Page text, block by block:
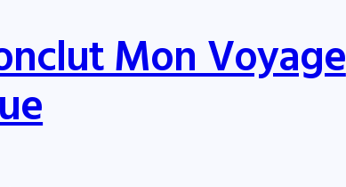
Mon Voyage